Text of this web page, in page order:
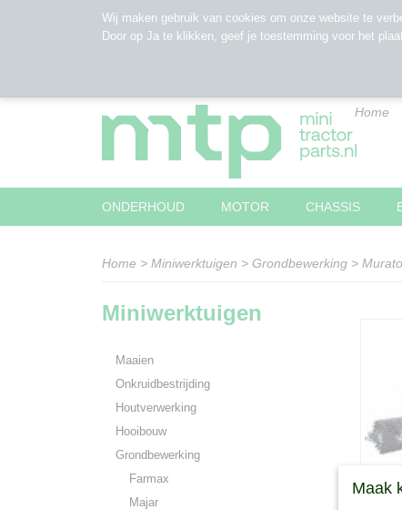
Home
ONDERHOUD MOTOR CHASSIS
Home > Miniwerktuigen > Grondbewerking >
Miniwerktuigen
Maaien
Onkruidbestrijding
Houtverwerking
Hooibouw
Grondbewerking
Farmax
Majar
Wij maken gebruik van cookies om onze website te
Door op Ja te klikken, geef je toestemming voor het
Maak